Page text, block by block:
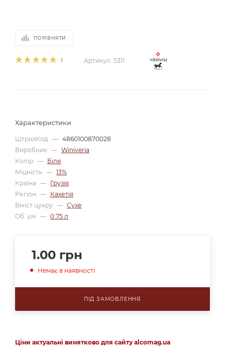
ПОРІВНЯТИ
1 Артикул: 5311
Характеристики
ШтрихКод — 4860100870028
Виробник — Winiveria
Колір — Біле
Міцність — 13%
Країна — Грузія
Регіон — Кахетія
Вміст цукру — Сухе
Об`єм — 0.75 л
1.00 грн
Немає в наявності
ПІД ЗАМОВЛЕННЯ
Ціни актуальні винятково для сайту alcomag.ua